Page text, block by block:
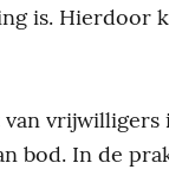
is. Hierdoor
bod. In de